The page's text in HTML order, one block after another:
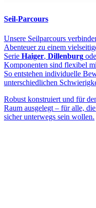
Seil-Parcours
Unsere Seilparcours
Abenteuer zu einem
Serie Haiger, Dillenburg
Komponenten sind flexibel
So entstehen individuelle
unterschiedlichen
Robust konstruiert und für
Raum ausgelegt – für alle,
sicher unterwegs sein wollen.